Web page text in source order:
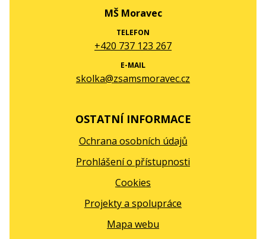
MŠ Moravec
TELEFON
+420 737 123 267
E-MAIL
skolka@zsamsmoravec.cz
OSTATNÍ INFORMACE
Ochrana osobních údajů
Prohlášení o přístupnosti
Cookies
Projekty a spolupráce
Mapa webu